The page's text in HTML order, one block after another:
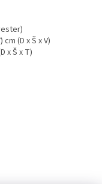
(D x Š x V)
x Š x T)